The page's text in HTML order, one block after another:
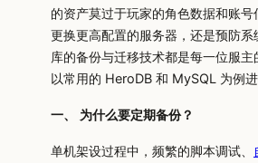
的资产莫过于玩家的角色数据和账号
更换更高配置的服务器，还是预防
库的备份与迁移技术都是每一位服
以常用的 HeroDB 和 MySQL 为例进
一、 为什么要定期备份？
单机架设过程中，频繁的脚本调试、